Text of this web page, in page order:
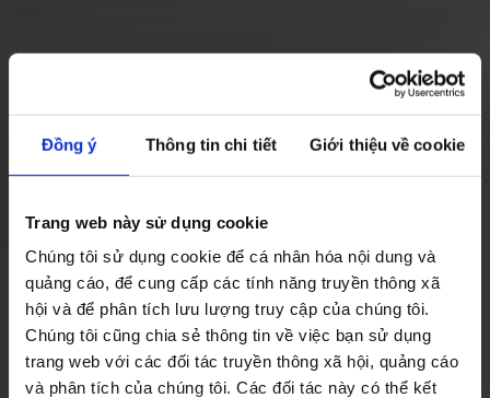
Đồng ý Thông tin chi tiết Giới thiệu về cookie
Trang web này sử dụng cookie
Chúng tôi sử dụng cookie để cá nhân hóa nội dung và
quảng cáo, để cung cấp các tính năng truyền thông xã
hội và để phân tích lưu lượng truy cập của chúng tôi.
Chúng tôi cũng chia sẻ thông tin về việc bạn sử dụng
trang web với các đối tác truyền thông xã hội, quảng cáo
và phân tích của chúng tôi. Các đối tác này có thể kết